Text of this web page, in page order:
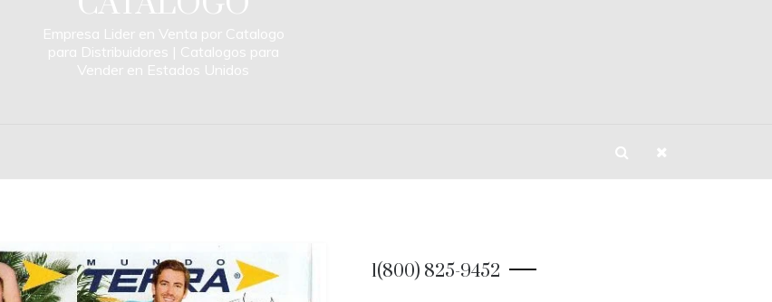
Empresa Lider en Venta por Catalogo
para Distribuidores | Catalogos para
Vender en Estados Unidos
1(800) 825-9452